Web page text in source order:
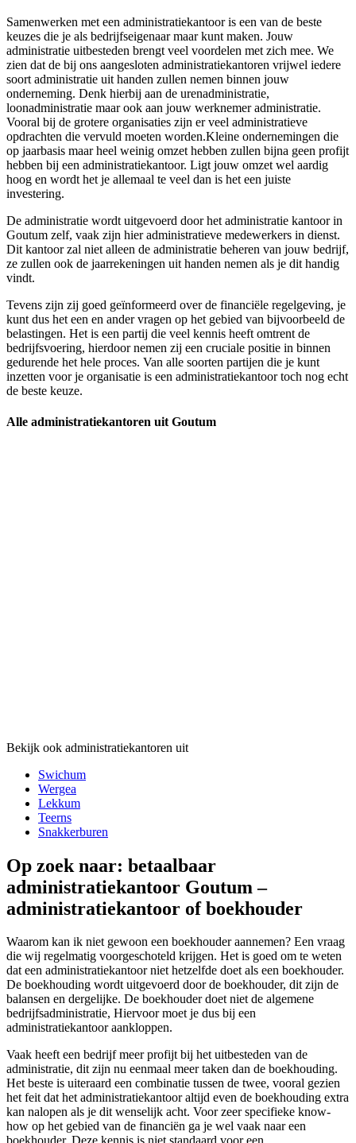
Samenwerken met een administratiekantoor is een van de beste
keuzes die je als bedrijfseigenaar maar kunt maken. Jouw
administratie uitbesteden brengt veel voordelen met zich mee. We
zien dat de bij ons aangesloten administratiekantoren vrijwel iedere
soort administratie uit handen zullen nemen binnen jouw
onderneming. Denk hierbij aan de urenadministratie,
loonadministratie maar ook aan jouw werknemer administratie.
Vooral bij de grotere organisaties zijn er veel administratieve
opdrachten die vervuld moeten worden.Kleine ondernemingen die
op jaarbasis maar heel weinig omzet hebben zullen bijna geen profijt
hebben bij een administratiekantoor. Ligt jouw omzet wel aardig
hoog en wordt het je allemaal te veel dan is het een juiste
investering.
De administratie wordt uitgevoerd door het administratie kantoor in
Goutum zelf, vaak zijn hier administratieve medewerkers in dienst.
Dit kantoor zal niet alleen de administratie beheren van jouw bedrijf,
ze zullen ook de jaarrekeningen uit handen nemen als je dit handig
vindt.
Tevens zijn zij goed geïnformeerd over de financiële regelgeving, je
kunt dus het een en ander vragen op het gebied van bijvoorbeeld de
belastingen. Het is een partij die veel kennis heeft omtrent de
bedrijfsvoering, hierdoor nemen zij een cruciale positie in binnen
gedurende het hele proces. Van alle soorten partijen die je kunt
inzetten voor je organisatie is een administratiekantoor toch nog echt
de beste keuze.
Alle administratiekantoren uit Goutum
Bekijk ook administratiekantoren uit
Swichum
Wergea
Lekkum
Teerns
Snakkerburen
Op zoek naar: betaalbaar
administratiekantoor Goutum –
administratiekantoor of boekhouder
Waarom kan ik niet gewoon een boekhouder aannemen? Een vraag
die wij regelmatig voorgeschoteld krijgen. Het is goed om te weten
dat een administratiekantoor niet hetzelfde doet als een boekhouder.
De boekhouding wordt uitgevoerd door de boekhouder, dit zijn de
balansen en dergelijke. De boekhouder doet niet de algemene
bedrijfsadministratie, Hiervoor moet je dus bij een
administratiekantoor aankloppen.
Vaak heeft een bedrijf meer profijt bij het uitbesteden van de
administratie, dit zijn nu eenmaal meer taken dan de boekhouding.
Het beste is uiteraard een combinatie tussen de twee, vooral gezien
het feit dat het administratiekantoor altijd even de boekhouding extra
kan nalopen als je dit wenselijk acht. Voor zeer specifieke know-
how op het gebied van de financiën ga je wel vaak naar een